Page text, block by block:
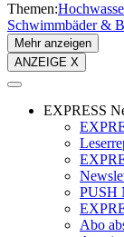
Themen:
Schwimmbäder &
Mehr anzeigen
ANZEIGE X
EXPRESS
PUSH
Abo